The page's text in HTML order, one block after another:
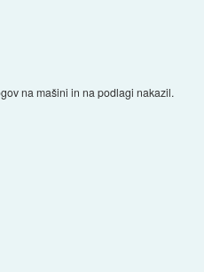
na mašini in na podlagi nakazil.